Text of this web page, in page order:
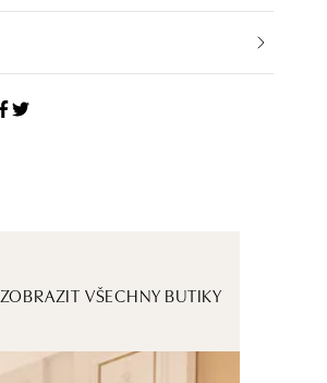
ZOBRAZIT VŠECHNY BUTIKY